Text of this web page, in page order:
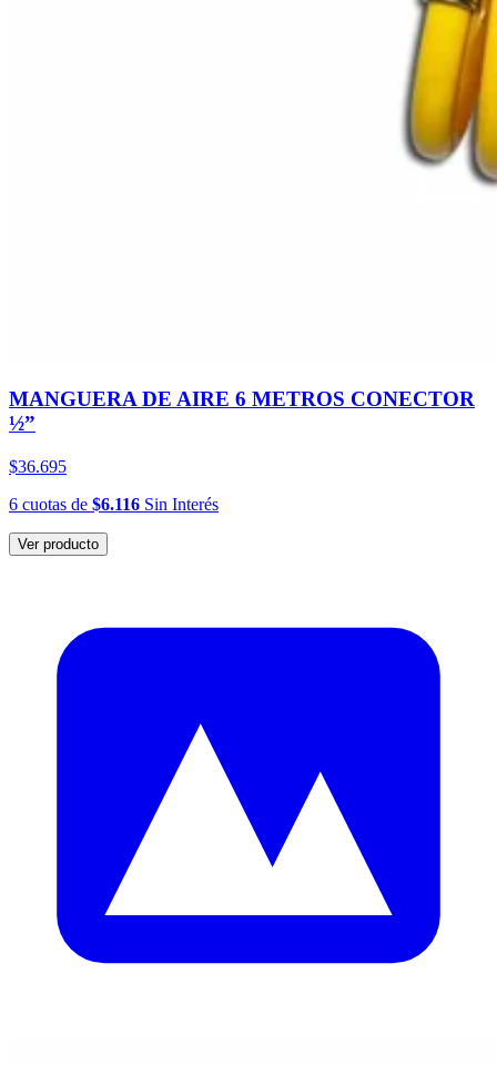
MANGUERA DE AIRE 6 METROS CONECTOR
½”
$36.695
6 cuotas de $6.116 Sin Interés
Ver producto